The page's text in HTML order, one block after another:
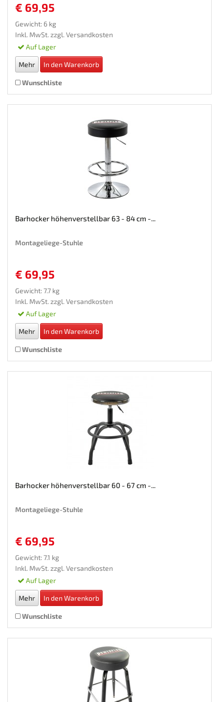
€ 69,95
Gewicht: 6 kg
Inkl. MwSt. zzgl. Versandkosten
Auf Lager
Mehr In den Warenkorb
Wunschliste
Barhocker höhenverstellbar 63 - 84 cm -...
Montageliege-Stuhle
€ 69,95
Gewicht: 7.7 kg
Inkl. MwSt. zzgl. Versandkosten
Auf Lager
Mehr In den Warenkorb
Wunschliste
Barhocker höhenverstellbar 60 - 67 cm -...
Montageliege-Stuhle
€ 69,95
Gewicht: 7.1 kg
Inkl. MwSt. zzgl. Versandkosten
Auf Lager
Mehr In den Warenkorb
Wunschliste